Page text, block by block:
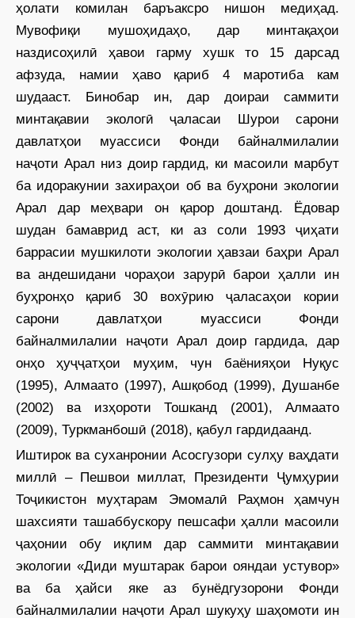
ҳолати комилан баръаксро нишон медиҳад.
Мувофиқи мушоҳидаҳо, дар минтақаҳои
наздисоҳилӣ ҳавои гарму хушк то 15 дарсад
афзуда, намии ҳаво қариб 4 маротиба кам
шудааст. Бинобар ин, дар доираи саммити
минтақавии экологӣ ҷаласаи Шурои сарони
давлатҳои муассиси Фонди байналмилалии
наҷоти Арал низ доир гардид, ки масоили марбут
ба идоракунии захираҳои об ва буҳрони экологии
Арал дар меҳвари он қарор доштанд. Ёдовар
шудан бамаврид аст, ки аз соли 1993 ҷиҳати
баррасии мушкилоти экологии ҳавзаи баҳри Арал
ва андешидани чораҳои зарурӣ барои ҳалли ин
буҳронҳо қариб 30 вохӯрию ҷаласаҳои кории
сарони давлатҳои муассиси Фонди
байналмилалии наҷоти Арал доир гардида, дар
онҳо ҳуҷҷатҳои муҳим, чун баёнияҳои Нуқус
(1995), Алмаато (1997), Ашқобод (1999), Душанбе
(2002) ва изҳороти Тошканд (2001), Алмаато
(2009), Туркманбошӣ (2018), қабул гардидаанд.
Иштирок ва суханронии Асосгузори сулҳу ваҳдати
миллӣ – Пешвои миллат, Президенти Ҷумҳурии
Тоҷикистон муҳтарам Эмомалӣ Раҳмон ҳамчун
шахсияти ташаббускору пешсафи ҳалли масоили
ҷаҳонии обу иқлим дар саммити минтақавии
экологии «Диди муштарак барои ояндаи устувор»
ва ба ҳайси яке аз бунёдгузорони Фонди
байналмилалии наҷоти Арал шукуҳу шаҳомоти ин